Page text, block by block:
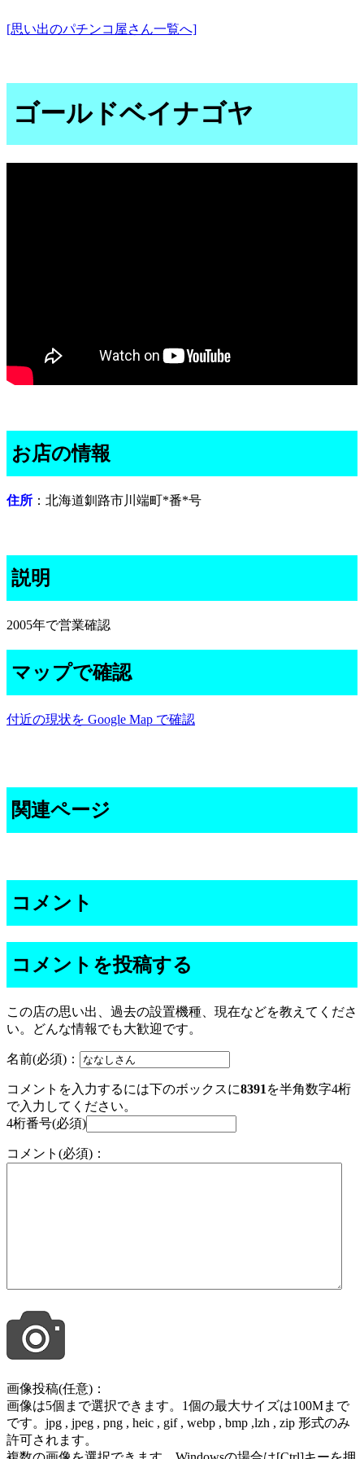
[思い出のパチンコ屋さん一覧へ]
ゴールドベイナゴヤ
お店の情報
住所 ：北海道釧路市川端町*番*号
説明
2005年で営業確認
マップで確認
付近の現状を Google Map で確認
関連ページ
コメント
コメントを投稿する
この店の思い出、過去の設置機種、現在などを教えてくださ
い。どんな情報でも大歓迎です。
名前(必須)：
コメントを入力するには下のボックスに8391 を半角数字4桁
で入力してください。
4桁番号(必須)
コメント(必須)：
画像投稿(任意)：
画像は5個まで選択できます。1個の最大サイズは100Mまで
です。jpg , jpeg , png , heic , gif , webp , bmp ,lzh , zip 形式のみ
許可されます。